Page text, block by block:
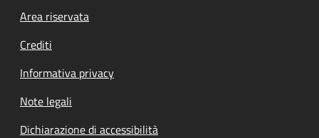
Footer menu
Area riservata
Crediti
Informativa privacy
Note legali
Dichiarazione di accessibilità